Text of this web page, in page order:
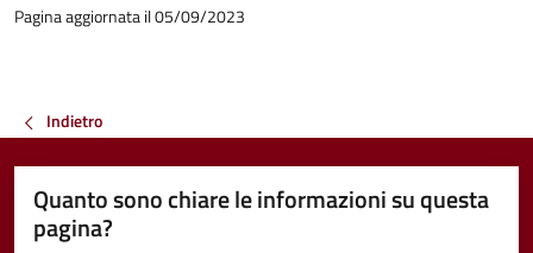
Pagina aggiornata il 05/09/2023
Indietro
Quanto sono chiare le informazioni su questa
pagina?